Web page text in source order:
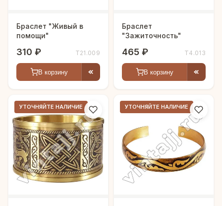
Браслет "Живый в
помощи"
310 ₽ Т21.009
В корзину
Браслет
"Зажиточность"
465 ₽ Т4.013
В корзину
УТОЧНЯЙТЕ НАЛИЧИЕ УТОЧНЯЙТЕ НАЛИЧИЕ